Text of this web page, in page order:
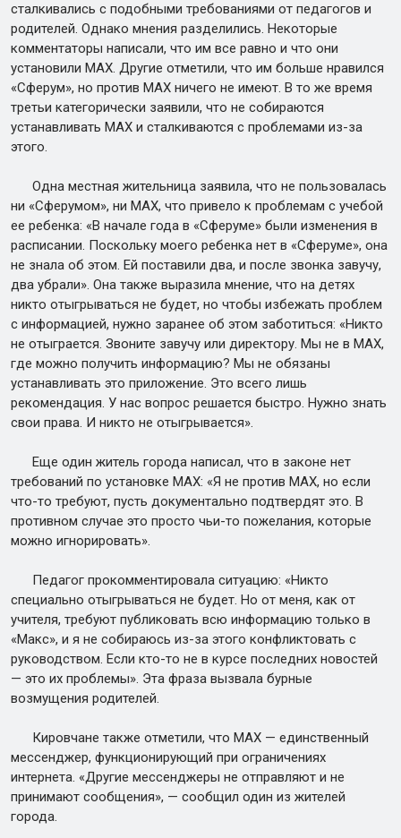
сталкивались с подобными требованиями от педагогов и
родителей. Однако мнения разделились. Некоторые
комментаторы написали, что им все равно и что они
установили МАХ. Другие отметили, что им больше нравился
«Сферум», но против МАХ ничего не имеют. В то же время
третьи категорически заявили, что не собираются
устанавливать МАХ и сталкиваются с проблемами из-за
этого.
Одна местная жительница заявила, что не пользовалась
ни «Сферумом», ни МАХ, что привело к проблемам с учебой
ее ребенка: «В начале года в «Сферуме» были изменения в
расписании. Поскольку моего ребенка нет в «Сферуме», она
не знала об этом. Ей поставили два, и после звонка завучу,
два убрали». Она также выразила мнение, что на детях
никто отыгрываться не будет, но чтобы избежать проблем
с информацией, нужно заранее об этом заботиться: «Никто
не отыграется. Звоните завучу или директору. Мы не в МАХ,
где можно получить информацию? Мы не обязаны
устанавливать это приложение. Это всего лишь
рекомендация. У нас вопрос решается быстро. Нужно знать
свои права. И никто не отыгрывается».
Еще один житель города написал, что в законе нет
требований по установке МАХ: «Я не против МАХ, но если
что-то требуют, пусть документально подтвердят это. В
противном случае это просто чьи-то пожелания, которые
можно игнорировать».
Педагог прокомментировала ситуацию: «Никто
специально отыгрываться не будет. Но от меня, как от
учителя, требуют публиковать всю информацию только в
«Макс», и я не собираюсь из-за этого конфликтовать с
руководством. Если кто-то не в курсе последних новостей
— это их проблемы». Эта фраза вызвала бурные
возмущения родителей.
Кировчане также отметили, что МАХ — единственный
мессенджер, функционирующий при ограничениях
интернета. «Другие мессенджеры не отправляют и не
принимают сообщения», — сообщил один из жителей
города.